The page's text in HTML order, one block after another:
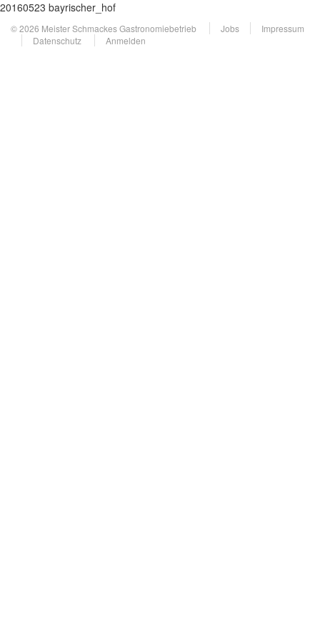
20160523 bayrischer_hof
© 2026 Meister Schmackes Gastronomiebetrieb Jobs
Impressum
Datenschutz
Anmelden